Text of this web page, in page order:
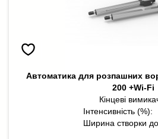
Автоматика для розпашних
200 +Wi-Fi
Кінцеві
Інтенсивність (%):
Ширина створки